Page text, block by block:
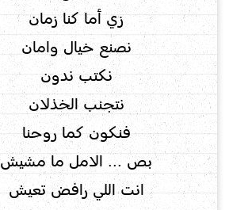
زي أما كنا زمان
نصنع خيال وامان
نكتب ندون
نتجنب الخذلان
فنكون كما روحنا
بص ... الامل ما مشيش
انت اللي رافض تعيش